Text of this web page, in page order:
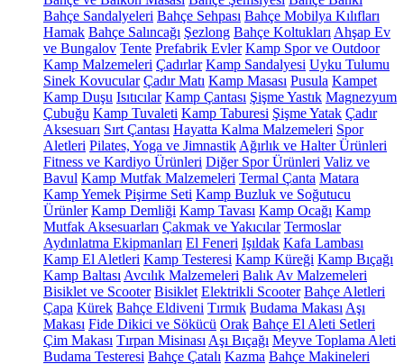
Bahçe Sandalyeleri Bahçe Sehpası Bahçe Mobilya Kılıfları
Hamak Bahçe Salıncağı Şezlong Bahçe Koltukları Ahşap Ev
ve Bungalov Tente Prefabrik Evler Kamp Spor ve Outdoor
Kamp Malzemeleri Çadırlar Kamp Sandalyesi Uyku Tulumu
Sinek Kovucular Çadır Matı Kamp Masası Pusula Kampet
Kamp Duşu Isıtıcılar Kamp Çantası Şişme Yastık Magnezyum
Çubuğu Kamp Tuvaleti Kamp Taburesi Şişme Yatak Çadır
Aksesuarı Sırt Çantası Hayatta Kalma Malzemeleri Spor
Aletleri Pilates, Yoga ve Jimnastik Ağırlık ve Halter Ürünleri
Fitness ve Kardiyo Ürünleri Diğer Spor Ürünleri Valiz ve
Bavul Kamp Mutfak Malzemeleri Termal Çanta Matara
Kamp Yemek Pişirme Seti Kamp Buzluk ve Soğutucu
Ürünler Kamp Demliği Kamp Tavası Kamp Ocağı Kamp
Mutfak Aksesuarları Çakmak ve Yakıcılar Termoslar
Aydınlatma Ekipmanları El Feneri Işıldak Kafa Lambası
Kamp El Aletleri Kamp Testeresi Kamp Küreği Kamp Bıçağı
Kamp Baltası Avcılık Malzemeleri Balık Av Malzemeleri
Bisiklet ve Scooter Bisiklet Elektrikli Scooter Bahçe Aletleri
Çapa Kürek Bahçe Eldiveni Tırmık Budama Makası Aşı
Makası Fide Dikici ve Sökücü Orak Bahçe El Aleti Setleri
Çim Makası Tırpan Misinası Aşı Bıçağı Meyve Toplama Aleti
Budama Testeresi Bahçe Çatalı Kazma Bahçe Makineleri